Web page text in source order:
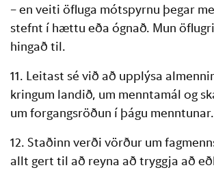
– en veiti öfluga mótspyrnu þegar
stefnt í hættu eða ógnað. Mun
hingað til.
11. Leitast sé við að upplýsa
kringum landið, um menntamál og
um forgangsröðun í þágu menntunar.
12. Staðinn verði vörður um
allt gert til að reyna að tryggja að